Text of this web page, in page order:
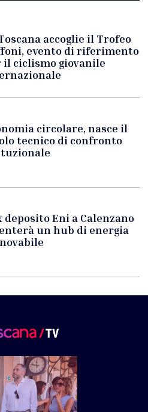
accoglie il Trofeo
evento di riferimento
il ciclismo giovanile
circolare, nasce il
tecnico di confronto
deposito Eni a Calenzano
un hub di energia